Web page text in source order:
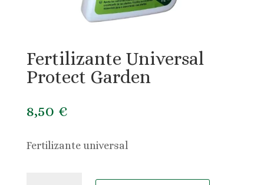
Fertilizante Universal
Protect Garden
8,50 €
Fertilizante universal